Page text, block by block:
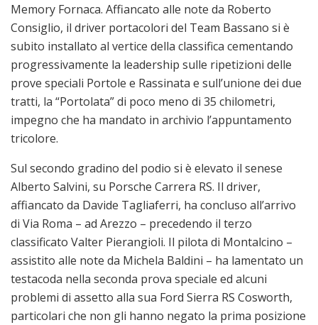
Memory Fornaca. Affiancato alle note da Roberto
Consiglio, il driver portacolori del Team Bassano si è
subito installato al vertice della classifica cementando
progressivamente la leadership sulle ripetizioni delle
prove speciali Portole e Rassinata e sull’unione dei due
tratti, la “Portolata” di poco meno di 35 chilometri,
impegno che ha mandato in archivio l’appuntamento
tricolore.
Sul secondo gradino del podio si è elevato il senese
Alberto Salvini, su Porsche Carrera RS. Il driver,
affiancato da Davide Tagliaferri, ha concluso all’arrivo
di Via Roma – ad Arezzo – precedendo il terzo
classificato Valter Pierangioli. Il pilota di Montalcino –
assistito alle note da Michela Baldini – ha lamentato un
testacoda nella seconda prova speciale ed alcuni
problemi di assetto alla sua Ford Sierra RS Cosworth,
particolari che non gli hanno negato la prima posizione